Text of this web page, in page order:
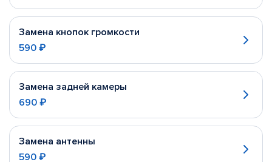
Замена кнопок громкости
590 ₽
Замена задней камеры
690 ₽
Замена антенны
590 ₽